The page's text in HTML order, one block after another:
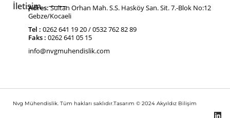
İletişim
Adres:Sultan Orhan Mah. S.S. Hasköy San. Sit. 7.-Blok No:12
Gebze/Kocaeli
Tel : 0262 641 19 20 / 0532 762 82 89
Faks : 0262 641 05 15
info@nvgmuhendislik.com
Nvg Mühendislik. Tüm hakları saklıdır.Tasarım © 2024 Akyıldız Bilişim